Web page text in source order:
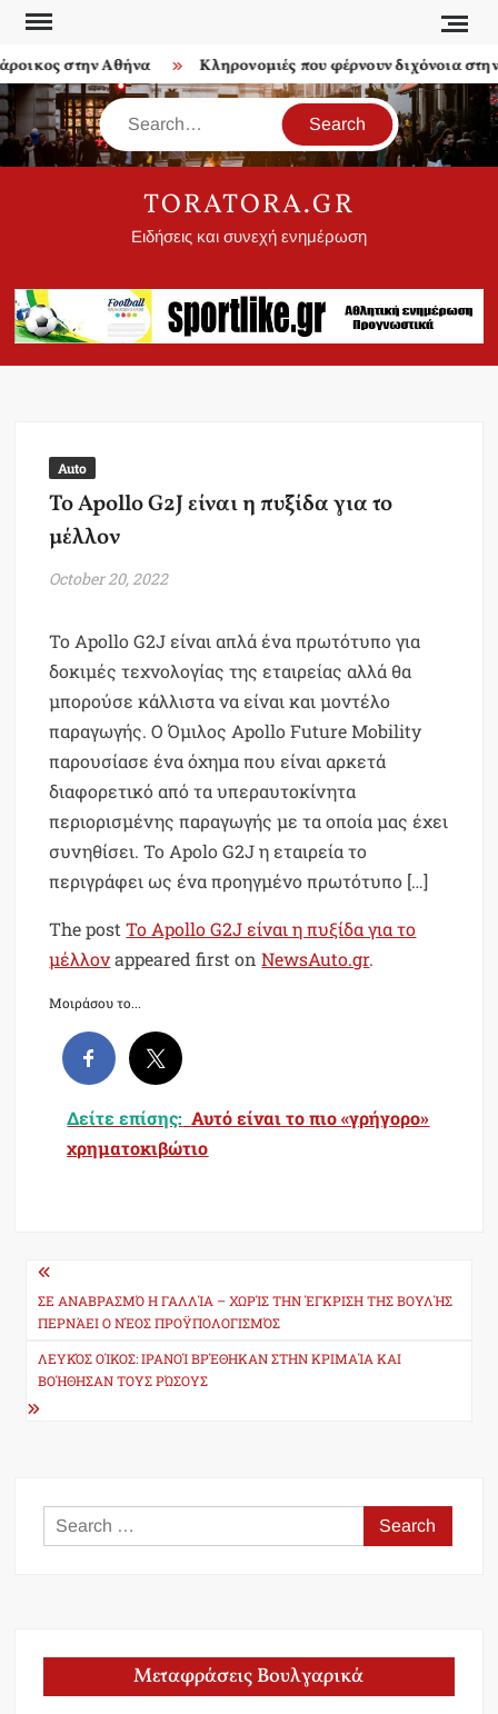
Skip
contentστην Αθήνα Κληρονομιές που φέρνουν διχόνοια στην
Search
TORATORA.GR
Ειδήσεις και συνεχή ενημέρωση
Auto
Το Apollo G2J είναι η πυξίδα για το
μέλλον
October 20, 2022
Το Apollo G2J είναι απλά ένα πρωτότυπο για
δοκιμές τεχνολογίας της εταιρείας αλλά θα
μπορούσε κάλλιστα να είναι και μοντέλο
παραγωγής. Ο Όμιλος Apollo Future Mobility
παρουσίασε ένα όχημα που είναι αρκετά
διαφορετικό από τα υπεραυτοκίνητα
περιορισμένης παραγωγής με τα οποία μας έχει
συνηθίσει. Το Apolo G2J η εταιρεία το
περιγράφει ως ένα προηγμένο πρωτότυπο […]
The postΤο Apollo G2J είναι η πυξίδα για το
μέλλονappeared first onNewsAuto.gr.
Μοιράσου το...
Δείτε επίσης: Αυτό είναι το πιο «γρήγορο»
χρηματοκιβώτιο
Post
navigation
ΣΕ ΑΝΑΒΡΑΣΜΌ Η ΓΑΛΛΊΑ – ΧΩΡΊΣ ΤΗΝ ΈΓΚΡΙΣΗ ΤΗΣ ΒΟΥΛΉΣ
ΠΕΡΝΆΕΙ Ο ΝΈΟΣ ΠΡΟΫΠΟΛΟΓΙΣΜΌΣ
ΛΕΥΚΌΣ ΟΊΚΟΣ: ΙΡΑΝΟΊ ΒΡΈΘΗΚΑΝ ΣΤΗΝ ΚΡΙΜΑΊΑ ΚΑΙ
ΒΟΉΘΗΣΑΝ ΤΟΥΣ ΡΏΣΟΥΣ
Search
for:
Μεταφράσεις Βουλγαρικά